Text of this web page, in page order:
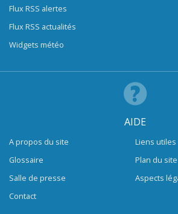
Flux RSS alertes
Flux RSS actualités
Widgets météo
AIDE
A propos du site
Glossaire
Salle de presse
Contact
Liens utiles
Plan du site
Aspects